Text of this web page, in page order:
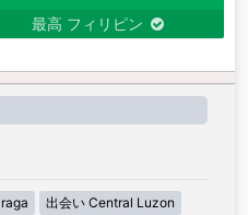
最高 フィリピン
出会い Central Luzon